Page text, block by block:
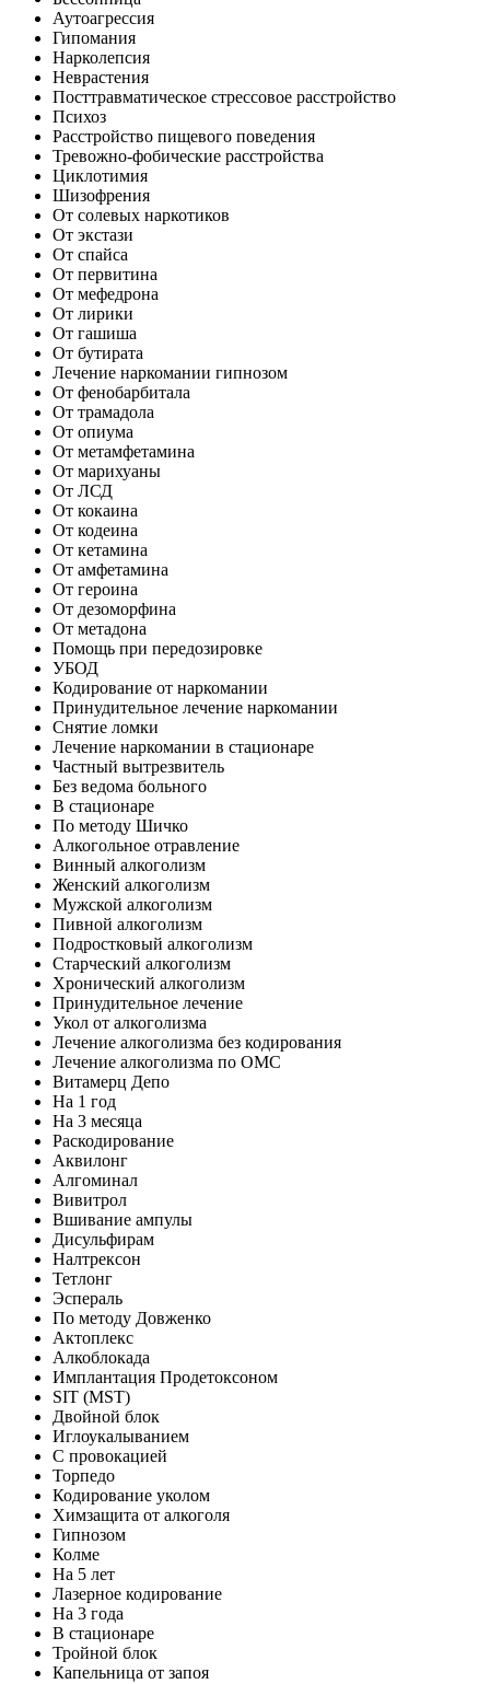
Аутоагрессия
Гипомания
Нарколепсия
Неврастения
Посттравматическое стрессовое расстройство
Психоз
Расстройство пищевого поведения
Тревожно-фобические расстройства
Циклотимия
Шизофрения
От солевых наркотиков
От экстази
От спайса
От первитина
От мефедрона
От лирики
От гашиша
От бутирата
Лечение наркомании гипнозом
От фенобарбитала
От трамадола
От опиума
От метамфетамина
От марихуаны
От ЛСД
От кокаина
От кодеина
От кетамина
От амфетамина
От героина
От дезоморфина
От метадона
Помощь при передозировке
УБОД
Кодирование от наркомании
Принудительное лечение наркомании
Снятие ломки
Лечение наркомании в стационаре
Частный вытрезвитель
Без ведома больного
В стационаре
По методу Шичко
Алкогольное отравление
Винный алкоголизм
Женский алкоголизм
Мужской алкоголизм
Пивной алкоголизм
Подростковый алкоголизм
Старческий алкоголизм
Хронический алкоголизм
Принудительное лечение
Укол от алкоголизма
Лечение алкоголизма без кодирования
Лечение алкоголизма по ОМС
Витамерц Депо
На 1 год
На 3 месяца
Раскодирование
Аквилонг
Алгоминал
Вивитрол
Вшивание ампулы
Дисульфирам
Налтрексон
Тетлонг
Эспераль
По методу Довженко
Актоплекс
Алкоблокада
Имплантация Продетоксоном
SIT (MST)
Двойной блок
Иглоукалыванием
С провокацией
Торпедо
Кодирование уколом
Химзащита от алкоголя
Гипнозом
Колме
На 5 лет
Лазерное кодирование
На 3 года
В стационаре
Тройной блок
Капельница от запоя